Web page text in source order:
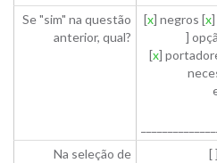
Se "sim" na questão
anterior, qual?
[x] negros [x
]
[x]
Na seleção de
[